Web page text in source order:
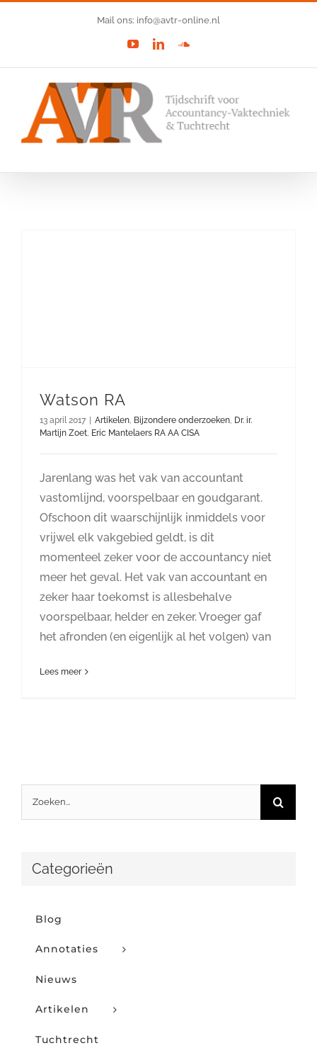
Mail ons: info@avtr-online.nl
YouTubeLinkedInSoundCloud
Watson RA
13 april 2017 | Artikelen, Bijzondere onderzoeken, Dr. ir.
Martijn Zoet, Eric Mantelaers RA AA CISA
Jarenlang was het vak van accountant
vastomlijnd, voorspelbaar en goudgarant.
Ofschoon dit waarschijnlijk inmiddels voor
vrij­wel elk vakgebied geldt, is dit
momenteel zeker voor de accoun­tancy niet
meer het geval. Het vak van accountant en
zeker haar toekomst is allesbehalve
voorspelbaar, helder en zeker. Vroeger gaf
het afronden (en eigenlijk al het volgen) van
Lees meer
Categorieën
Blog
Annotaties
Nieuws
Artikelen
Tuchtrecht